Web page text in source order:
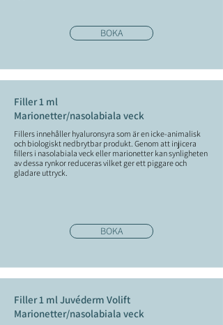
BOKA
Filler 1 ml
Marionetter/nasolabiala veck
Fillers innehåller hyaluronsyra som är en icke-animalisk
och biologiskt nedbrytbar produkt. Genom att injicera
fillers i nasolabiala veck eller marionetter kan synligheten
av dessa rynkor reduceras vilket ger ett piggare och
gladare uttryck.
BOKA
Filler 1 ml Juvéderm Volift
Marionetter/nasolabiala veck